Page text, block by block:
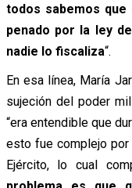
todos sabemos
penado por la ley
nadie lo fiscaliza“.
En esa línea, María
sujeción del poder
“era entendible que
esto fue complejo
Ejército, lo cual